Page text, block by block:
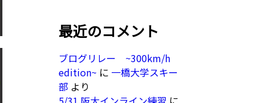
最近のコメント
ブログリレー ~300km/h
edition~ に 一橋大学スキー
部より